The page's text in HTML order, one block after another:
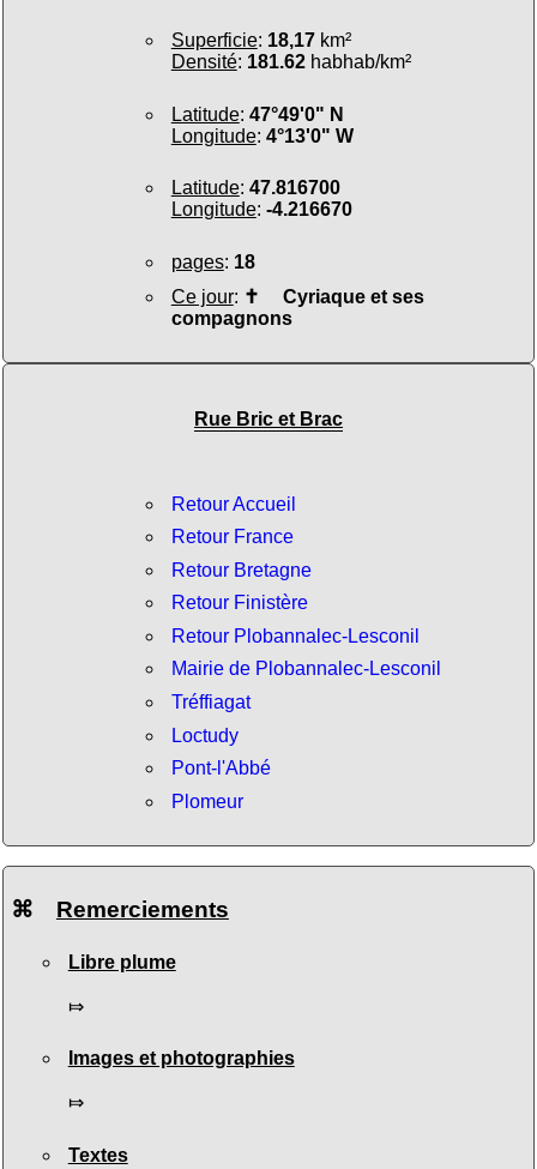
Superficie: 18,17km²
Densité: 181.62habhab/km²
Latitude: 47°49'0" N
Longitude: 4°13'0" W
Latitude: 47.816700
Longitude: -4.216670
pages: 18
Ce jour: ✝ Cyriaque et ses
compagnons
Rue Bric et Brac
Retour Accueil
Retour France
Retour Bretagne
Retour Finistère
Retour Plobannalec-Lesconil
Mairie de Plobannalec-Lesconil
Tréffiagat
Loctudy
Pont-l'Abbé
Plomeur
⌘ Remerciements
Libre plume
⤇
Images et photographies
⤇
Textes